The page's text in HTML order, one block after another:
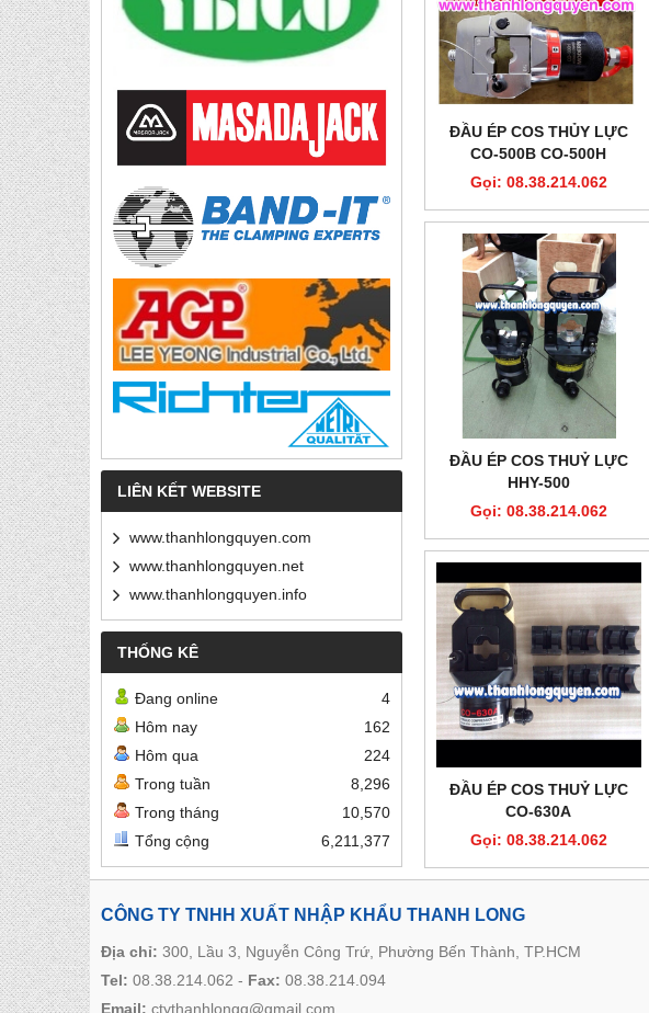
LIÊN KẾT WEBSITE
www.thanhlongquyen.com
www.thanhlongquyen.net
www.thanhlongquyen.info
THỐNG KÊ
Đang online
4
Hôm nay
162
Hôm qua
224
Trong tuần
8,296
Trong tháng
10,570
Tổng cộng
6,211,377
ĐẦU ÉP COS THỦY LỰC
CO-500B CO-500H
MODERN HIGH CLASS
Gọi: 08.38.214.062
ĐẦU ÉP COS THUỶ LỰC
HHY-500
Gọi: 08.38.214.062
ĐẦU ÉP COS THUỶ LỰC
CO-630A
Gọi: 08.38.214.062
CÔNG TY TNHH XUẤT NHẬP KHẨU THANH LONG
Địa chỉ: 300, Lầu 3, Nguyễn Công Trứ, Phường Bến Thành, TP.HCM
Tel: 08.38.214.062 - Fax: 08.38.214.094
Email: ctythanhlongq@gmail.com